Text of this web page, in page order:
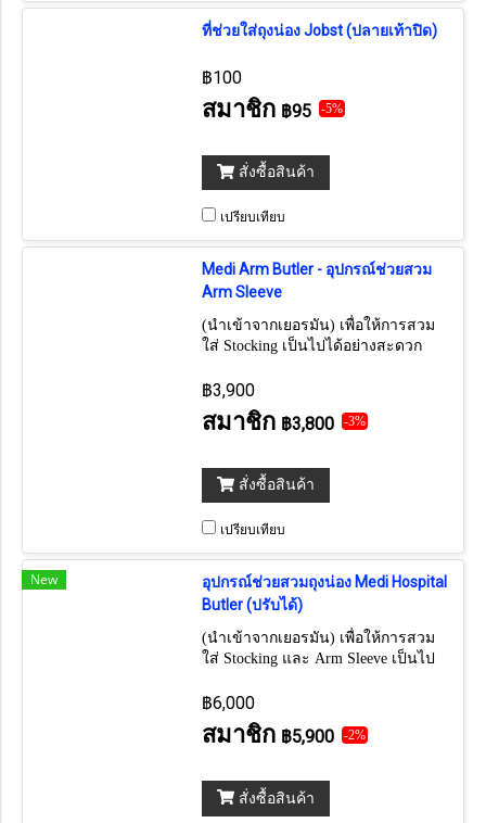
ที่ช่วยใส่ถุงน่อง Jobst (ปลายเท้าปิด)
฿100
สมาชิก ฿95 -5%
สั่งซื้อสินค้า
เปรียบเทียบ
Medi Arm Butler - อุปกรณ์ช่วยสวม
Arm Sleeve
(นำเข้าจากเยอรมัน) เพื่อให้การสวม
ใส่ Stocking เป็นไปได้อย่างสะดวก
฿3,900
สมาชิก ฿3,800 -3%
สั่งซื้อสินค้า
เปรียบเทียบ
New
อุปกรณ์ช่วยสวมถุงน่อง Medi Hospital
Butler (ปรับได้)
(นำเข้าจากเยอรมัน) เพื่อให้การสวม
ใส่ Stocking และ Arm Sleeve เป็นไป
฿6,000
สมาชิก ฿5,900 -2%
สั่งซื้อสินค้า